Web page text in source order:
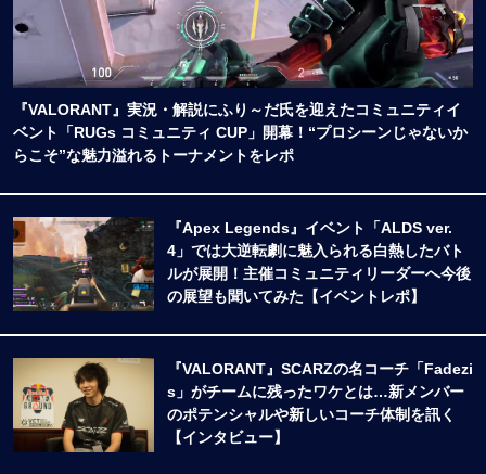
『VALORANT』実況・解説にふり～だ氏を迎えたコミュニティイ
ベント「RUGs コミュニティ CUP」開幕！“プロシーンじゃないか
らこそ”な魅力溢れるトーナメントをレポ
『Apex Legends』イベント「ALDS ver.
4」では大逆転劇に魅入られる白熱したバト
ルが展開！主催コミュニティリーダーへ今後
の展望も聞いてみた【イベントレポ】
『VALORANT』SCARZの名コーチ「Fadezi
s」がチームに残ったワケとは…新メンバー
のポテンシャルや新しいコーチ体制を訊く
【インタビュー】